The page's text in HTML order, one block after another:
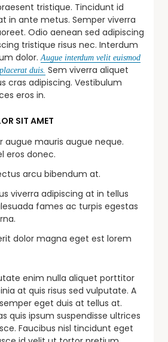
tristique. Tincidunt id
in ante metus. Semper viverra
Odio aenean sed adipiscing
tristique risus nec. Interdum
dolor.Augue interdum velit euismod
duis. Sem viverra aliquet
cras adipiscing. Vestibulum
eros in.
SIT AMET
augue mauris augue neque.
eros donec.
arcu bibendum at.
viverra adipiscing at in tellus
fames ac turpis egestas
dolor magna eget est lorem
enim nulla aliquet porttitor
at quis risus sed vulputate. A
eget duis at tellus at.
quis ipsum suspendisse ultrices
Faucibus nisl tincidunt eget